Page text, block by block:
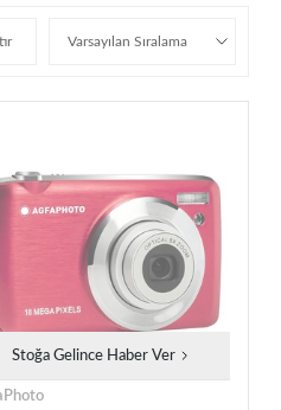
Stoğa Gelince Haber Ver